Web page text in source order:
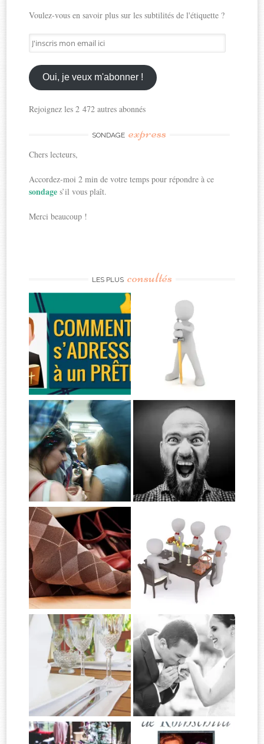
Voulez-vous en savoir plus sur les subtilités de l'étiquette ?
J'inscris
mon
email
ici
Oui, je veux m'abonner !
Rejoignez les 2 472 autres abonnés
SONDAGE express
Chers lecteurs,
Accordez-moi 2 min de votre temps pour répondre à ce
sondages’il vous plaît.
Merci beaucoup !
LES PLUS consultés